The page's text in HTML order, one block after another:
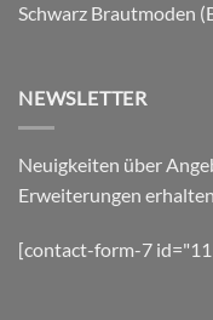
Schwarz Brautmoden
NEWSLETTER
Neuigkeiten über
Erweiterungen erhalten.
[contact-form-7